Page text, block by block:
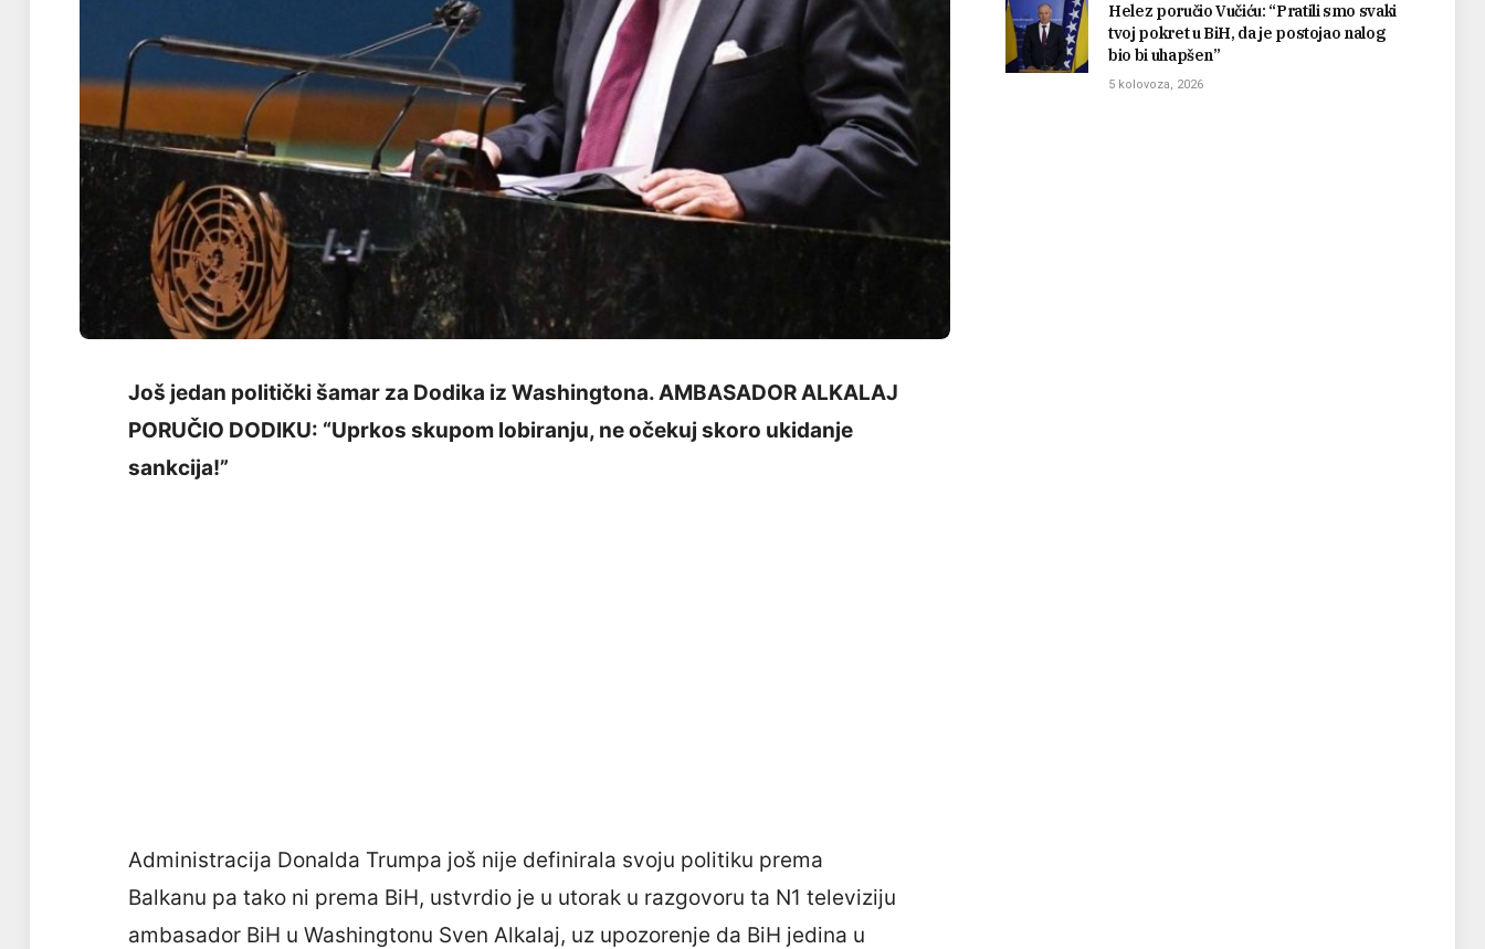
Još jedan politički šamar za Dodika iz Washingtona. AMBASADOR ALKALAJ
PORUČIO DODIKU: “Uprkos skupom lobiranju, ne očekuj skoro ukidanje
sankcija!”
Administracija Donalda Trumpa još nije definirala svoju politiku prema
Balkanu pa tako ni prema BiH, ustvrdio je u utorak u razgovoru ta N1 televiziju
ambasador BiH u Washingtonu Sven Alkalaj, uz upozorenje da BiH jedina u
Helez poručio Vučiću: “Pratili smo svaki
tvoj pokret u BiH, da je postojao nalog
bio bi uhapšen”
5 kolovoza, 2026